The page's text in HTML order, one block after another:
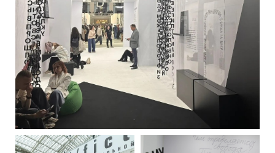
РУССКИЙ ENGLISH CHINESE